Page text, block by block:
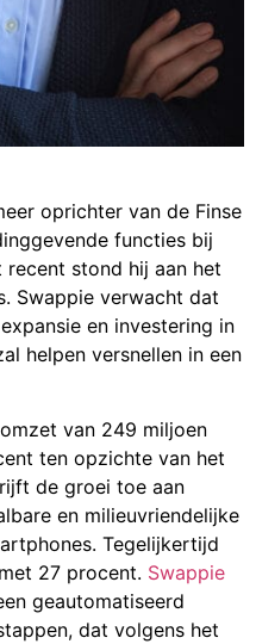
oprichter van de Finse
functies bij
recent stond hij aan het
Swappie verwacht dat
en investering in
helpen versnellen in een
van 249 miljoen
ten opzichte van het
de groei toe aan
en milieuvriendelijke
Tegelijkertijd
27 procent. Swappie
geautomatiseerd
dat volgens het